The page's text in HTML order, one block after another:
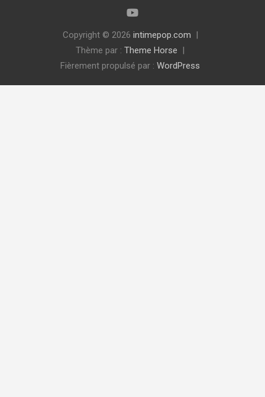
Copyright © 2026 intimepop.com
Thème par : Theme Horse
Fièrement propulsé par : WordPress